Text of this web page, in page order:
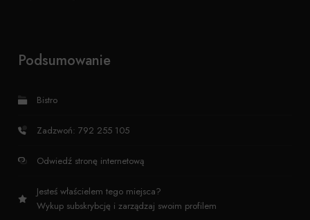
Podsumowanie
Bistro
Zadzwoń: 792 255 105
Odwiedź stronę internetową
Jesteś właścielem tego miejsca?
Wykup subskrybcję i zarządzaj swoim profilem